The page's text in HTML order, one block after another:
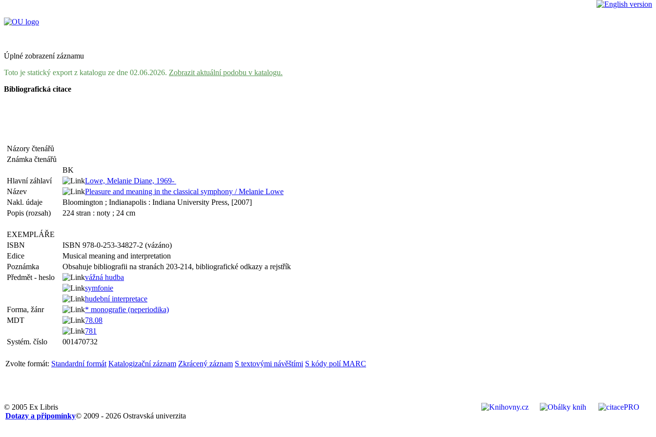
Úplné zobrazení záznamu
Toto je statický export z katalogu ze dne 02.06.2026. Zobrazit aktuální podobu v katalogu.
Bibliografická citace
Názory čtenářů
Známka čtenářů
BK
Hlavní záhlaví
Lowe, Melanie Diane, 1969-
Název
Pleasure and meaning in the classical symphony / Melanie Lowe
Nakl. údaje
Bloomington ; Indianapolis : Indiana University Press, [2007]
Popis (rozsah)
224 stran : noty ; 24 cm
EXEMPLÁŘE
ISBN
ISBN 978-0-253-34827-2 (vázáno)
Edice
Musical meaning and interpretation
Poznámka
Obsahuje bibliografii na stranách 203-214, bibliografické odkazy a rejstřík
Předmět - heslo
vážná hudba
symfonie
hudební interpretace
Forma, žánr
* monografie (neperiodika)
MDT
78.08
781
Systém. číslo
001470732
Zvolte formát: Standardní formát Katalogizační záznam Zkrácený záznam S textovými návěštími S kódy polí MARC
© 2005 Ex Libris
© 2009 - 2026 Ostravská univerzita
Dotazy a připomínky